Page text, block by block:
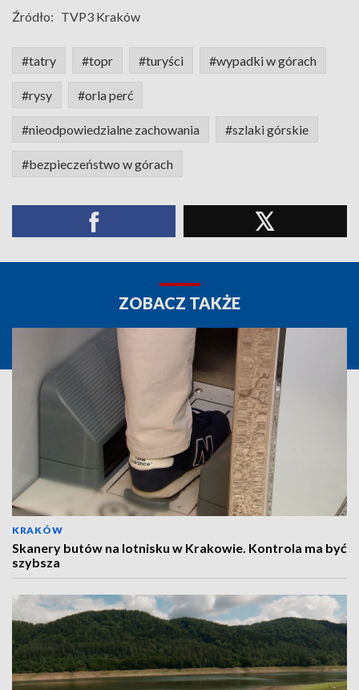
Źródło: TVP3 Kraków
#tatry #topr #turyści #wypadki w górach
#rysy #orla perć
#nieodpowiedzialne zachowania #szlaki górskie
#bezpieczeństwo w górach
ZOBACZ TAKŻE
KRAKÓW
Skanery butów na lotnisku w Krakowie. Kontrola ma być
szybsza